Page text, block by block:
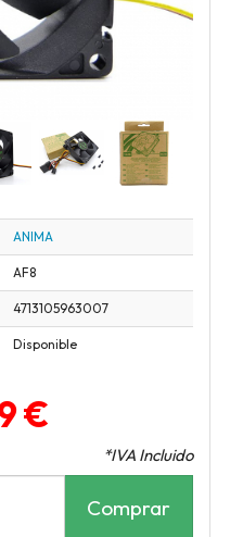
ANIMA
AF8
4713105963007
Disponible
€
*IVA Incluido
Comprar